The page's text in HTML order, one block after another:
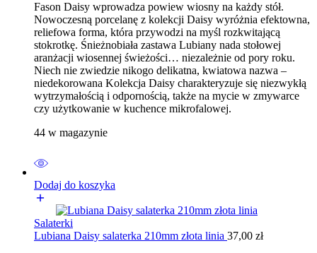
Fason Daisy wprowadza powiew wiosny na każdy stół.
Nowoczesną porcelanę z kolekcji Daisy wyróżnia efektowna,
reliefowa forma, która przywodzi na myśl rozkwitającą
stokrotkę. Śnieżnobiała zastawa Lubiany nada stołowej
aranżacji wiosennej świeżości… niezależnie od pory roku.
Niech nie zwiedzie nikogo delikatna, kwiatowa nazwa –
niedekorowana Kolekcja Daisy charakteryzuje się niezwykłą
wytrzymałością i odpornością, także na mycie w zmywarce
czy użytkowanie w kuchence mikrofalowej.
44 w magazynie
Dodaj do koszyka
Salaterki
Lubiana Daisy salaterka 210mm złota linia 37,00 zł